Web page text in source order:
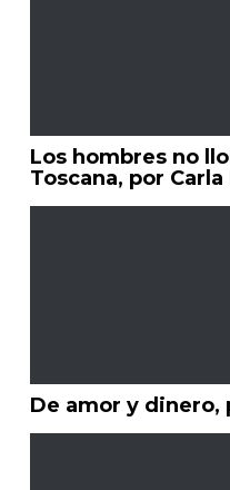
Los hombres no
Toscana, por
De amor y dinero,